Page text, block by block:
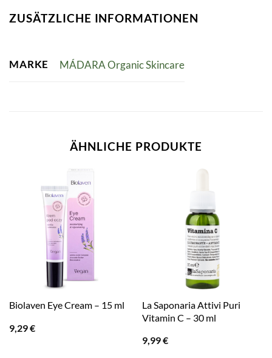
ZUSÄTZLICHE INFORMATIONEN
MARKE MÁDARA Organic Skincare
ÄHNLICHE PRODUKTE
Biolaven Eye Cream – 15 ml
9,29€
La Saponaria Attivi Puri
Vitamin C – 30 ml
9,99€